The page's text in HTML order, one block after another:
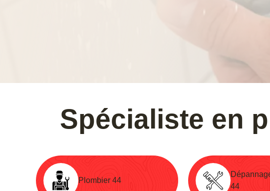
Spécialiste en
Plombier 44
44